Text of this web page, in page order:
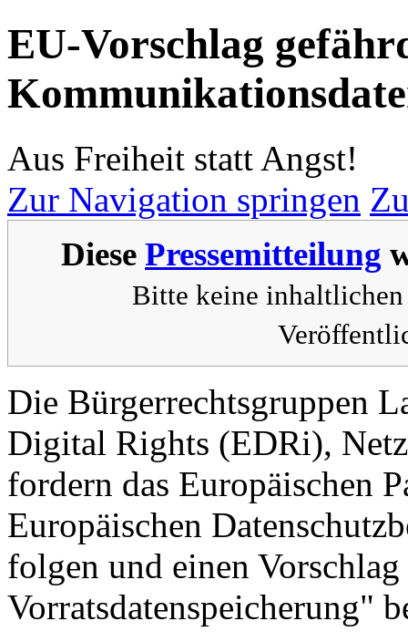
EU-Vorschlag
Aus Freiheit statt Angst!
Zur Navigation springen
Diese Pressemitteilung
Bitte keine
Die Bürgerrechtsgruppen
Digital Rights (EDRi),
fordern das Europäischen
Europäischen
folgen und einen
Vorratsdatenspeicherung"